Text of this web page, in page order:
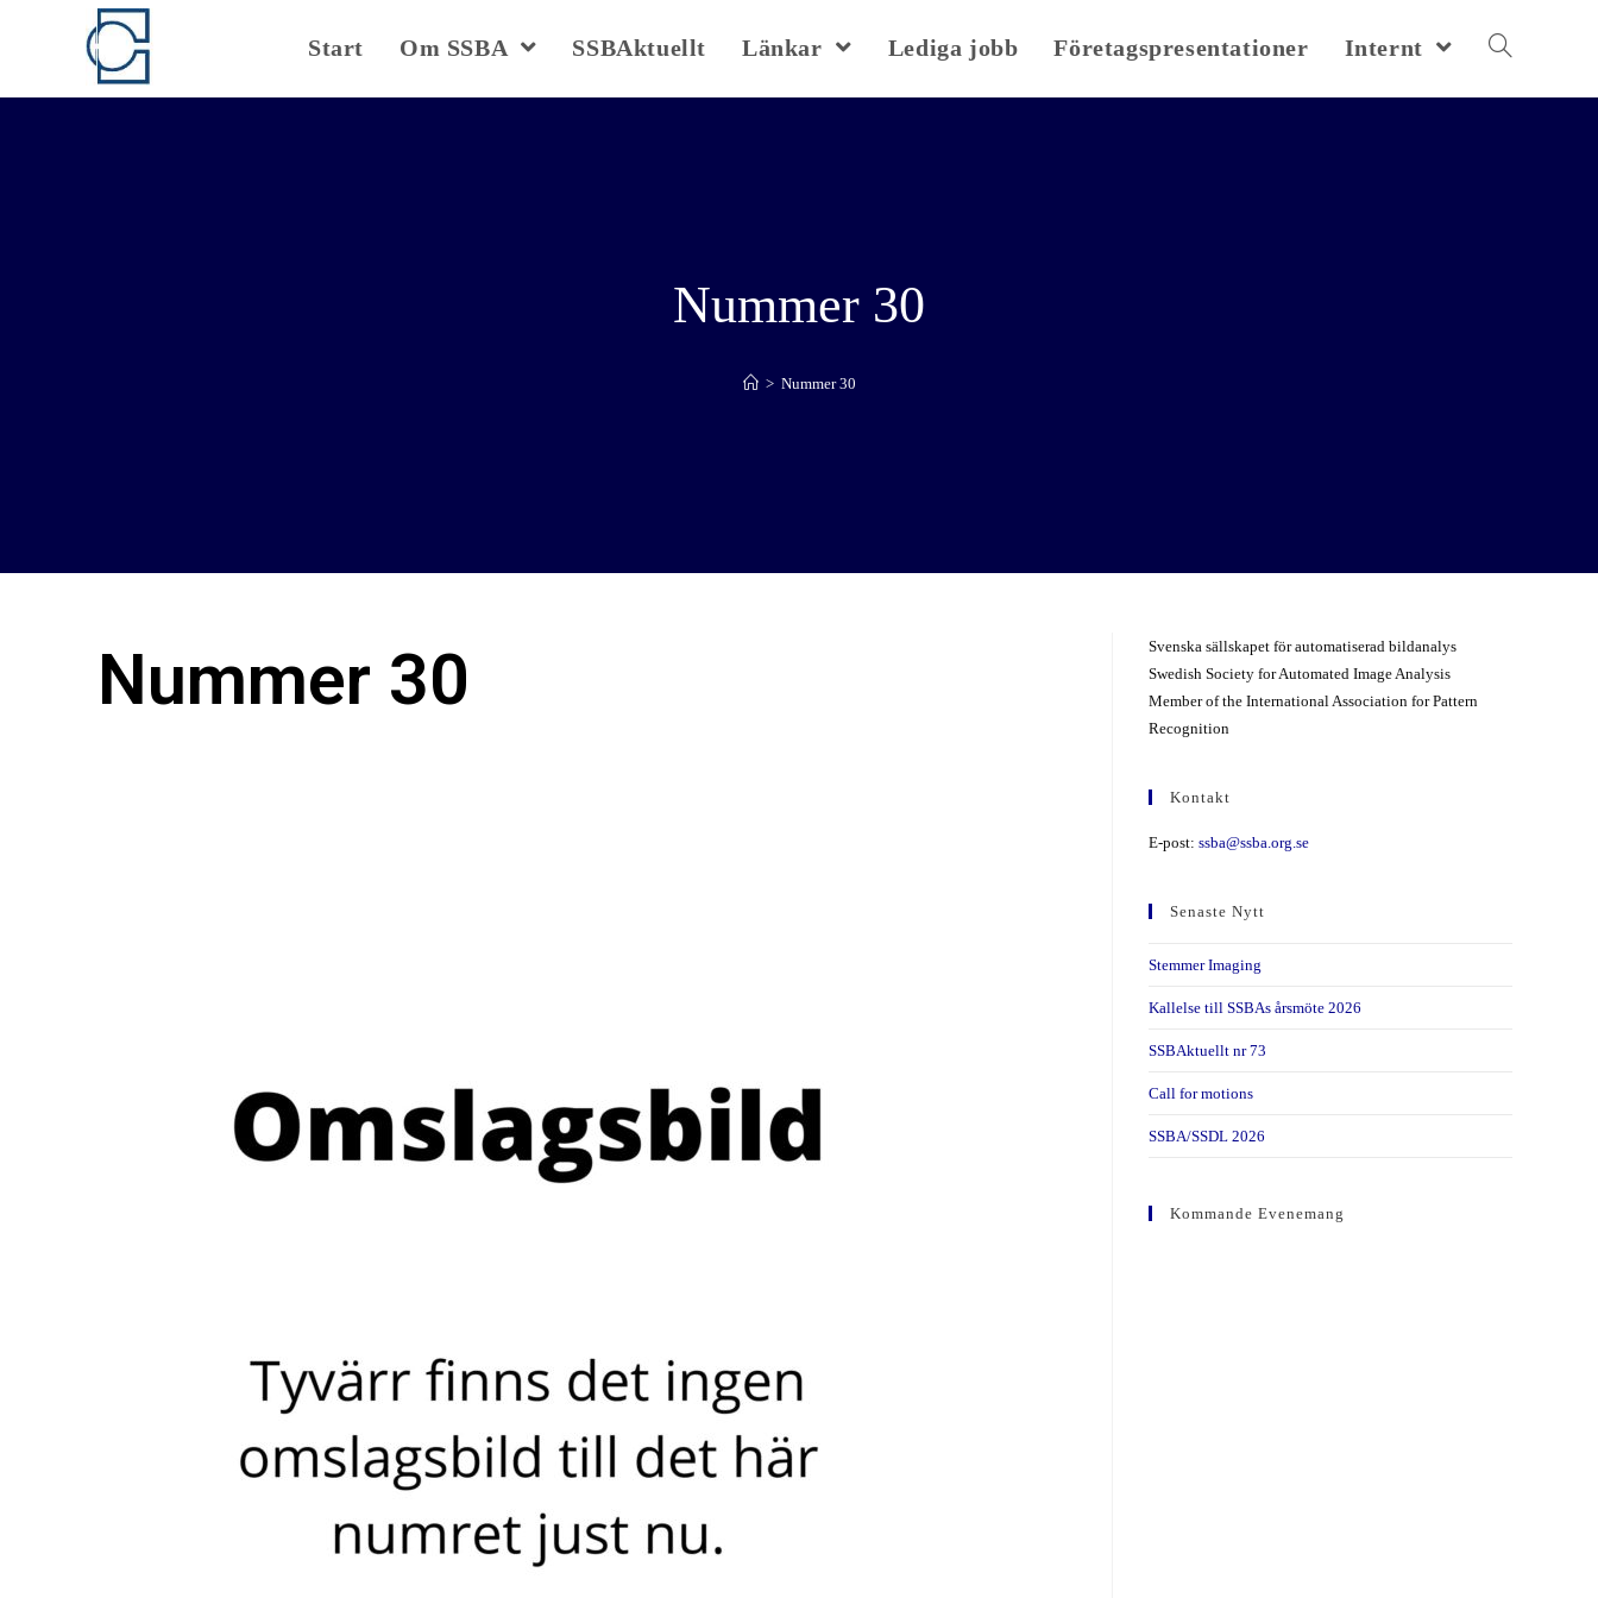
Start Om SSBA SSBAktuellt Länkar Lediga jobb Företagspresentationer Internt
Nummer 30
> Nummer 30
Nummer 30
Svenska sällskapet för automatiserad bildanalys
Swedish Society for Automated Image Analysis
Member of the International Association for Pattern
Recognition
Kontakt
E-post: ssba@ssba.org.se
Senaste Nytt
Stemmer Imaging
Kallelse till SSBAs årsmöte 2026
SSBAktuellt nr 73
Call for motions
SSBA/SSDL 2026
Kommande Evenemang